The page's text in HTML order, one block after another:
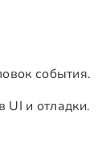
события.
UI и отладки.